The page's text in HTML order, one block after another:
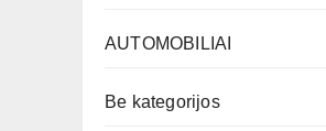
AUTOMOBILIAI
Be kategorijos